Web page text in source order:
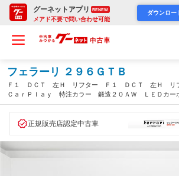
グーネットアプリ RENEW
メアド不要で問い合わせ可能
ダウンロー
フェラーリ ２９６ＧＴＢ
Ｆ１ ＤＣＴ 左Ｈ リフター Ｆ１ ＤＣＴ 左Ｈ リ
ＣａｒＰｌａｙ 特注カラー 鍛造２０ＡＷ ＬＥＤカー
ア カーボン製アッパートンネル／ＥＧカバー／ダッシ
正規販売店認定中古車